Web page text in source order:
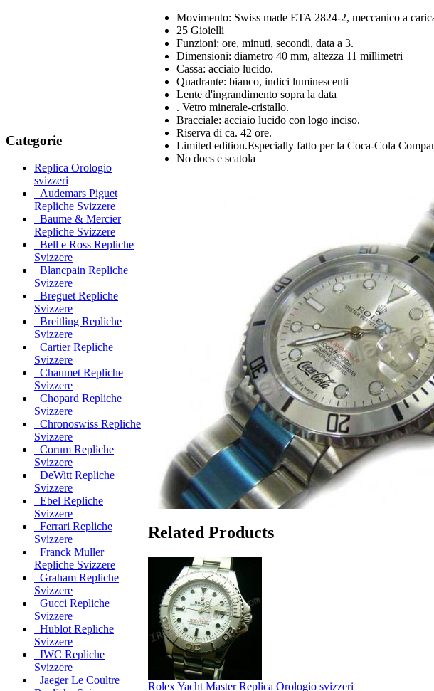
Categorie
Replica Orologio
svizzeri
Audemars Piguet
Repliche Svizzere
Baume & Mercier
Repliche Svizzere
Bell e Ross Repliche
Svizzere
Blancpain Repliche
Svizzere
Breguet Repliche
Svizzere
Breitling Repliche
Svizzere
Cartier Repliche
Svizzere
Chaumet Repliche
Svizzere
Chopard Repliche
Svizzere
Chronoswiss Repliche
Svizzere
Corum Repliche
Svizzere
DeWitt Repliche
Svizzere
Ebel Repliche
Svizzere
Ferrari Repliche
Svizzere
Franck Muller
Repliche Svizzere
Graham Repliche
Svizzere
Gucci Repliche
Svizzere
Hublot Repliche
Svizzere
IWC Repliche
Svizzere
Jaeger Le Coultre
Movimento: Swiss made ETA 2824-2, meccanico a
25 Gioielli
Funzioni: ore, minuti, secondi, data a 3.
Dimensioni: diametro 40 mm, altezza 11 millimetri
Cassa: acciaio lucido.
Quadrante: bianco, indici luminescenti
Lente d'ingrandimento sopra la data
. Vetro minerale-cristallo.
Bracciale: acciaio lucido con logo inciso.
Riserva di ca. 42 ore.
Limited edition.Especially fatto per la Coca-Cola
No docs e scatola
Related Products
Rolex Yacht Master Replica Orologio svizzeri